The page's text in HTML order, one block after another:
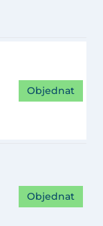
Objednat
Objednat